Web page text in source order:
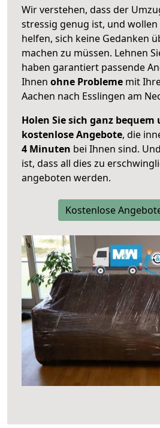
Wir verstehen, dass der
stressig genug ist, und
helfen, sich keine Gedanken
machen zu müssen. Lehnen
haben garantiert passende
Ihnen ohne Probleme mit
Aachen nach Esslingen am
Holen Sie sich ganz bequem
kostenlose Angebote, die
4 Minuten bei Ihnen sind.
ist, dass all dies zu
angeboten werden.
Kostenlose